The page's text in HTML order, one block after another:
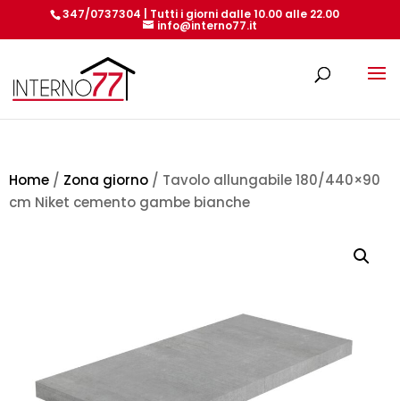
347/0737304 | Tutti i giorni dalle 10.00 alle 22.00
info@interno77.it
Home / Zona giorno / Tavolo allungabile 180/440×90
cm Niket cemento gambe bianche